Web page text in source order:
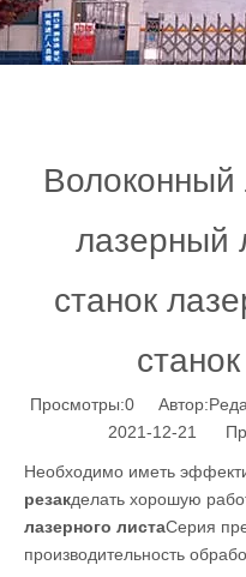
Волоконный
лазерный
станок
Просмотры:0
2021-12-21
Необходимо иметь
резакделать хорошую
лазерного листаСерия
производительность